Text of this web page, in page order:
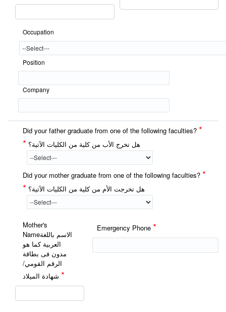
Occupation
Position
Company
Did your father graduate from one of the following faculties? *
هل تخرج الأب من كلية من الكليات الآتية؟ *
Did your mother graduate from one of the following faculties? *
هل تخرجت الأم من كلية من الكليات الآتية؟ *
Mother's
Nameالاسم باللغة
العربية كما هو
مدون فى بطاقة
الرقم القومي/
*
Emergency Phone *